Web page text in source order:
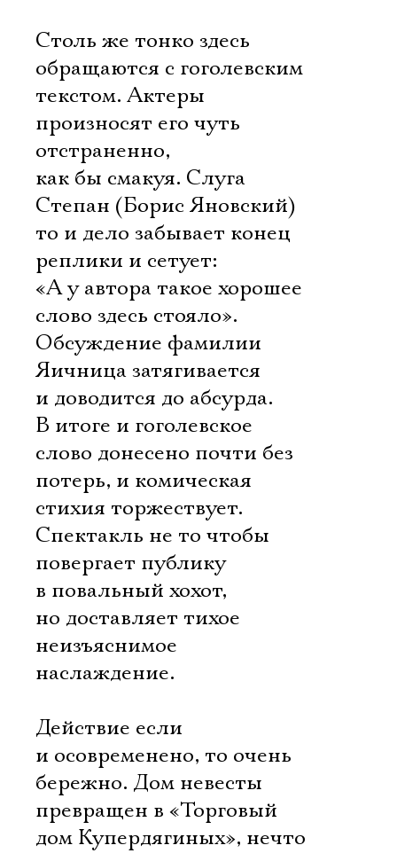
Столь же тонко здесь
обращаются с гоголевским
текстом. Актеры
произносят его чуть
отстраненно,
как бы смакуя. Слуга
Степан (Борис Яновский)
то и дело забывает конец
реплики и сетует:
«А у автора такое хорошее
слово здесь стояло».
Обсуждение фамилии
Яичница затягивается
и доводится до абсурда.
В итоге и гоголевское
слово донесено почти без
потерь, и комическая
стихия торжествует.
Спектакль не то чтобы
повергает публику
в повальный хохот,
но доставляет тихое
неизъяснимое
наслаждение.
Действие если
и осовременено, то очень
бережно. Дом невесты
превращен в «Торговый
дом Купердягиных», нечто